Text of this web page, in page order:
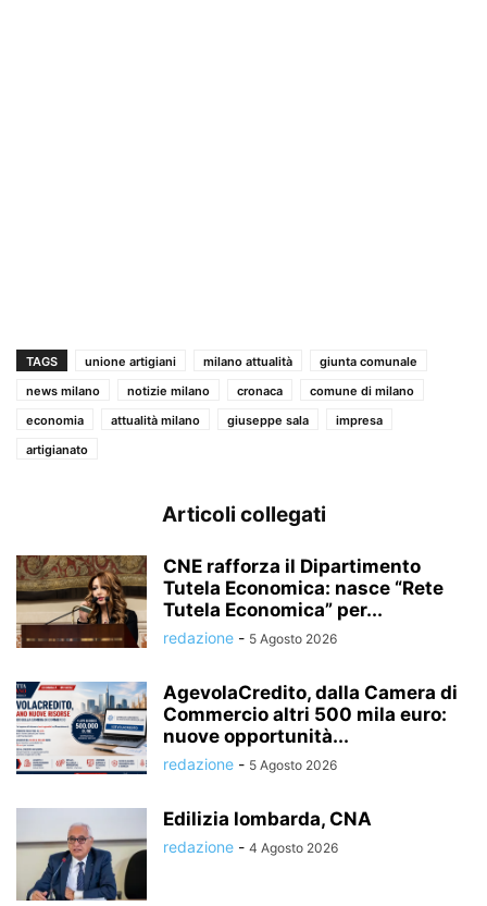
TAGS unione artigiani milano attualità
giunta comunale
news milano
notizie milano cronaca
comune di milano
economia
attualità milano giuseppe sala
impresa
artigianato
Articoli collegati
CNE rafforza il Dipartimento
Tutela Economica: nasce “Rete
Tutela Economica” per...
redazione - 5 Agosto 2026
AgevolaCredito, dalla Camera di
Commercio altri 500 mila euro:
nuove opportunità...
redazione - 5 Agosto 2026
Edilizia lombarda, CNA
redazione - 4 Agosto 2026